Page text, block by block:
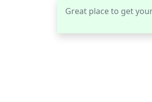
Great place to get